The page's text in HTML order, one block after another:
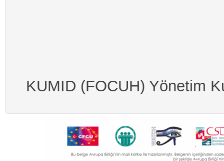
KUMID (FOCUH) Yönetim